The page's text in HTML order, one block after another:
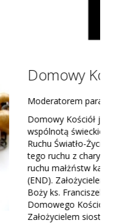
Proboszcz
rodzinną
działającą w ramach
w sobie charyzmaty
Notre-Dame
Kościoła był Sługa
W rozwoju
z
RSCJ